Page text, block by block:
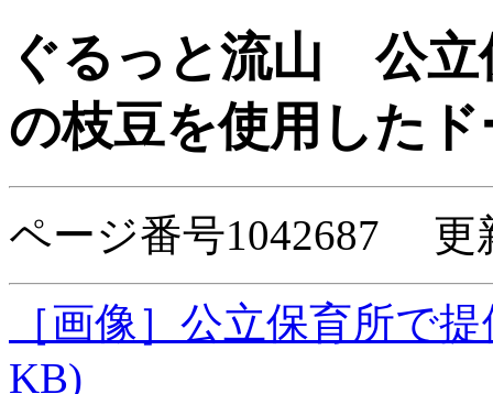
ぐるっと流山公立
の枝豆を使用した
ページ番号1042687 更
［画像］公立保育所で
KB)